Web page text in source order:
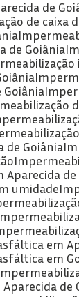
de
de caixa
de Goiânia
Goiânia
de Goiânia
Aparecida de
umidade
em
em
de